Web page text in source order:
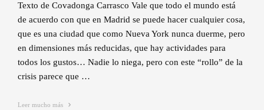
Texto de Covadonga Carrasco Vale que todo el mundo está
de acuerdo con que en Madrid se puede hacer cualquier cosa,
que es una ciudad que como Nueva York nunca duerme, pero
en dimensiones más reducidas, que hay actividades para
todos los gustos… Nadie lo niega, pero con este “rollo” de la
crisis parece que …
Leer mucho más